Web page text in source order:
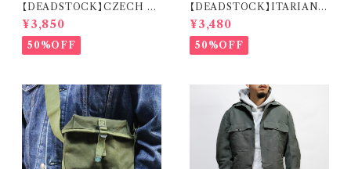
【DEADSTOCK】CZECH A
RMY REMAKE HALF SLEE
VE SHIRT チェコ軍 リメイク
ハーフスリーブ シャツ
¥3,850
50%OFF
【DEADSTOCK】ITARIAN
MILITARY M.M. DECK S
HOES イタリア海軍 デッキシュ
ーズ 箱付き デッドストック
¥3,480
50%OFF